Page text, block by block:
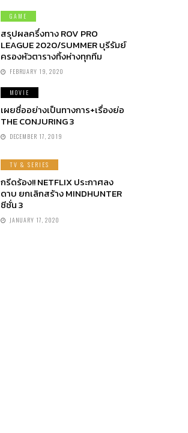
GAME
สรุปผลครึ่งทาง ROV PRO
LEAGUE 2020/SUMMER บุรีรัมย์
ครองหัวตารางทิ้งห่างทุกทีม
FEBRUARY 19, 2020
MOVIE
เผยชื่ออย่างเป็นทางการ+เรื่องย่อ
THE CONJURING 3
DECEMBER 17, 2019
TV & SERIES
กรีดร้อง!! NETFLIX ประกาศลง
ดาบ ยกเลิกสร้าง MINDHUNTER
ซีซั่น 3
JANUARY 17, 2020